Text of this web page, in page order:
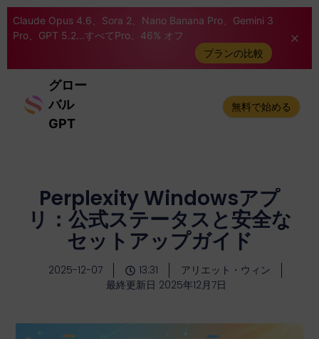
Claude Opus 4.6、Sora 2、Nano Banana Pro、Gemini 3
Pro、GPT 5.2...すべてPro。46% オフ
プランの比較
グロー
バル
GPT
無料で始める
Perplexity Windowsアプ
リ：公式ステータスと安全な
セットアップガイド
2025-12-07 13:31
アリエット・ウィン
最終更新日 2025年12月7日